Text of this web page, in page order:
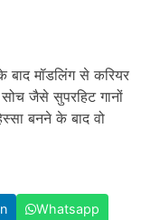
बाद मॉडलिंग से करियर
जैसे सुपरहिट गानों
बनने के बाद वो
Whatsapp